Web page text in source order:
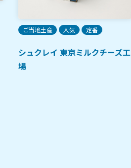
ご当地土産 人気 定番
シュクレイ 東京ミルクチーズ工
場